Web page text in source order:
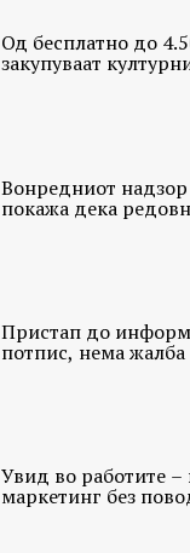
Од бесплатно до
закупуваат
Вонредниот надзор
покажа дека
Пристап до
потпис, нема жалба
Увид во работите
маркетинг без